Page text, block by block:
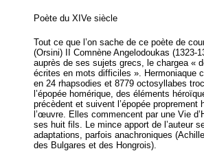
Poète du XIVe siècle
Tout ce que l’on sache de ce poète de
(Orsini) II Comnène Angelodoukas (1323-
auprès de ses sujets grecs, le chargea «
écrites en mots difficiles ». Hermoniaque
en 24 rhapsodies et 8779 octosyllabes
l’épopée homérique, des éléments
précèdent et suivent l’épopée
l’œuvre. Elles commencent par une Vie
ses huit fils. Le mince apport de l’auteur
adaptations, parfois anachroniques
des Bulgares et des Hongrois).